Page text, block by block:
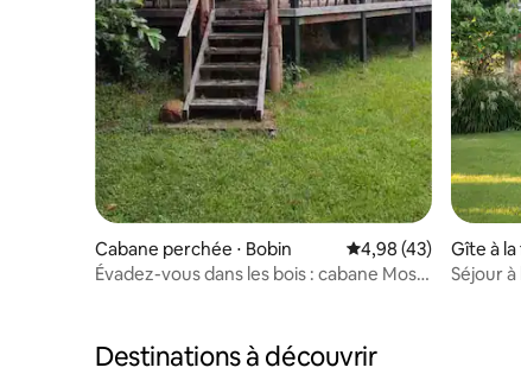
Cabane perchée ⋅ Bobin Évaluation moyenne
4,98 (43)
Évadez-vous dans les bois : cabane Moss
Gîte à
Séjour
Destinations à découvrir